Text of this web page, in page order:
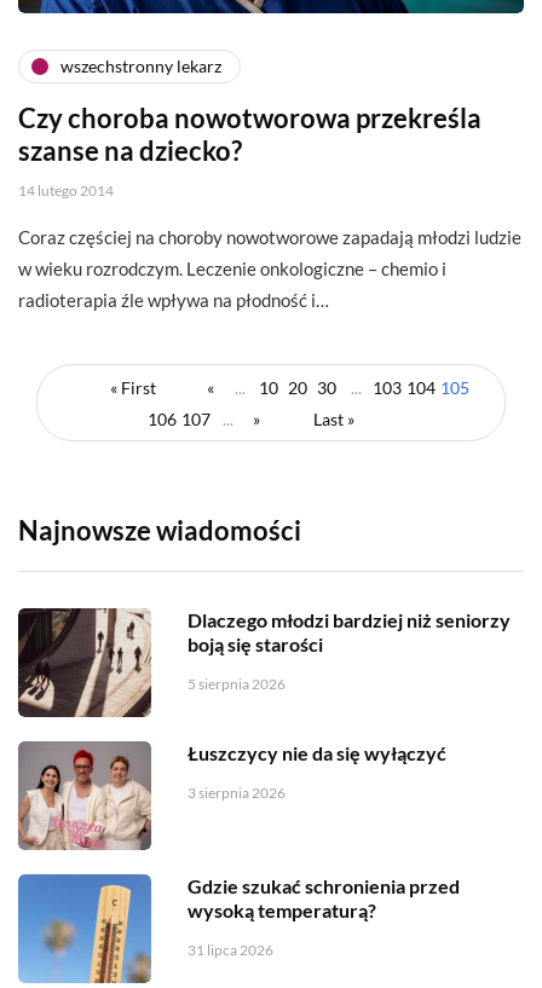
wszechstronny lekarz
Czy choroba nowotworowa przekreśla
szanse na dziecko?
14 lutego 2014
Coraz częściej na choroby nowotworowe zapadają młodzi ludzie
w wieku rozrodczym. Leczenie onkologiczne – chemio i
radioterapia źle wpływa na płodność i…
« First « ... 10 20 30 ... 103 104 105
106 107 ... » Last »
Najnowsze wiadomości
Dlaczego młodzi bardziej niż seniorzy
boją się starości
5 sierpnia 2026
Łuszczycy nie da się wyłączyć
3 sierpnia 2026
Gdzie szukać schronienia przed
wysoką temperaturą?
31 lipca 2026